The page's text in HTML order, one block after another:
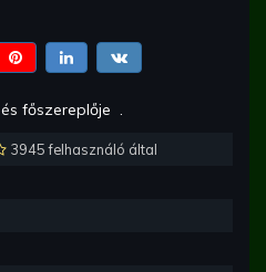
és főszereplője .
3945 felhasználó által